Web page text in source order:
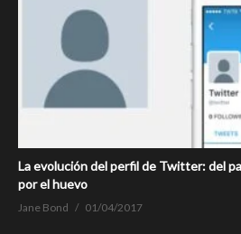
La evolución del perfil de Twitter: del
por el huevo
Jane Bond 01/04/2017